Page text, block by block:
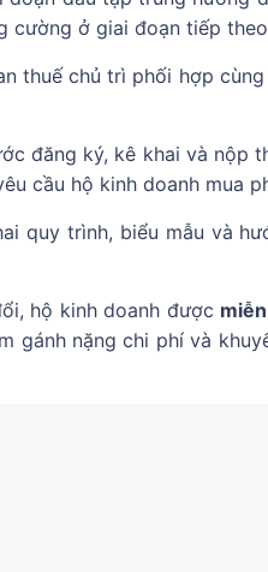
cường ở giai đoạn tiếp
thuế chủ trì phối hợp
đăng ký, kê khai và nộp
cầu hộ kinh doanh mua
quy trình, biểu mẫu và
hộ kinh doanh được
gánh nặng chi phí và